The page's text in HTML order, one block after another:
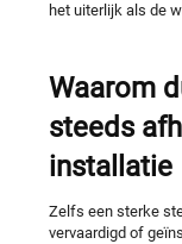
het uiterlijk als de
Waarom
steeds
installatie
Zelfs een sterke
vervaardigd of